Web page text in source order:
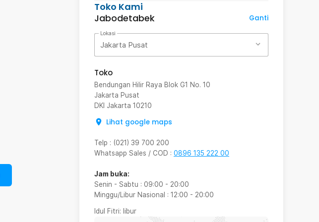
Toko Kami
Jabodetabek
Ganti
Lokasi
Jakarta Pusat
Toko
Bendungan Hilir Raya Blok G1 No. 10
Jakarta Pusat
DKI Jakarta 10210
Lihat google maps
Telp : (021) 39 700 200
Whatsapp Sales / COD : 0896 135 222 00
Jam buka:
Senin - Sabtu : 09:00 - 20:00
Minggu/Libur Nasional : 12:00 - 20:00
Idul Fitri: libur